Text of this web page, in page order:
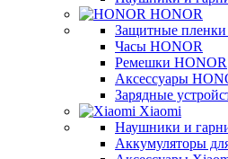
HONOR
Защитные
Часы HONOR
Ремешки HONOR
Аксессуары
Зарядные
Xiaomi
Наушники и
Аккумуляторы